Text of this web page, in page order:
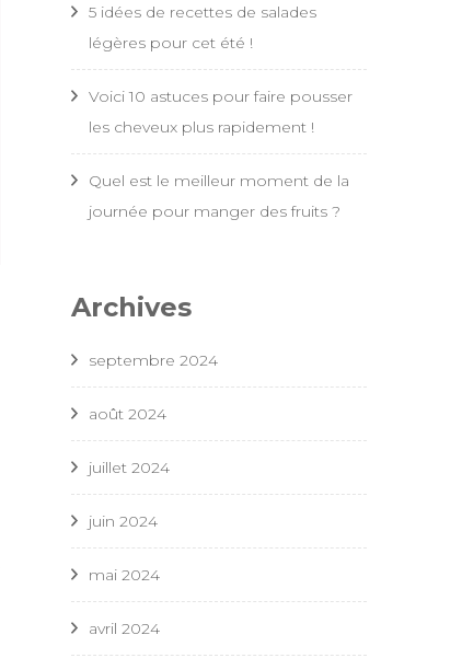
5 idées de recettes de salades
légères pour cet été !
Voici 10 astuces pour faire pousser
les cheveux plus rapidement !
Quel est le meilleur moment de la
journée pour manger des fruits ?
Archives
septembre 2024
août 2024
juillet 2024
juin 2024
mai 2024
avril 2024